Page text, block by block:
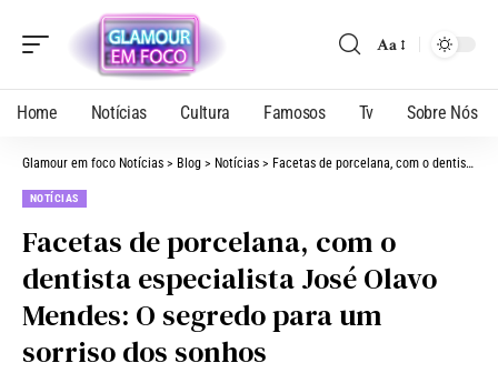
Aa
Home Notícias Cultura Famosos Tv Sobre Nós
Glamour em foco Notícias > Blog > Notícias > Facetas de porcelana, com o dentista especialista José Olavo Mendes: O segredo para um sorriso dos sonhos
NOTÍCIAS
Facetas de porcelana, com o
dentista especialista José Olavo
Mendes: O segredo para um
sorriso dos sonhos